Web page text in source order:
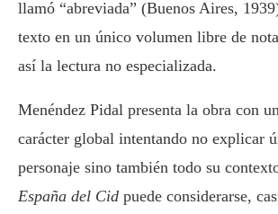
llamó “abreviada” (Buenos Aires,
texto en un único volumen libre de
así la lectura no especializada.
Menéndez Pidal presenta la obra con
carácter global intentando no explicar
personaje sino también todo su
España del Cid puede considerarse,